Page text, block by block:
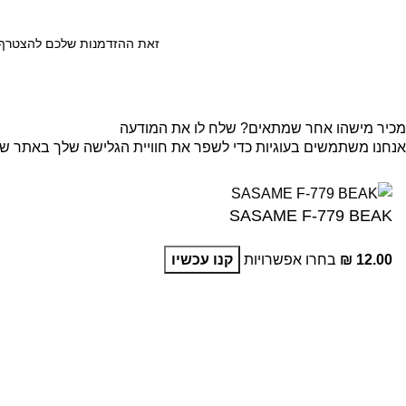
זאת ההזדמנות שלכם להצטרף
מכיר מישהו אחר שמתאים? שלח לו את המודעה
אנחנו משתמשים בעוגיות כדי לשפר את חוויית הגלישה שלך באתר
SASAME F-779 BEAK
12.00
₪ בחרו אפשרויות קנו עכשיו